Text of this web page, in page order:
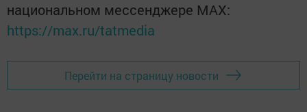
национальном мессенджере MАХ:
https://max.ru/tatmedia
Перейти на страницу новости